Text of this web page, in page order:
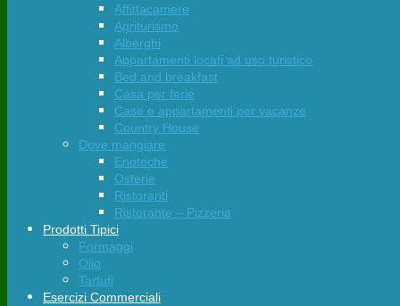
Affittacamere
Agriturismo
Alberghi
Appartamenti locati ad uso turistico
Bed and breakfast
Casa per ferie
Case e appartamenti per vacanze
Country House
Dove mangiare
Enoteche
Osterie
Ristoranti
Ristorante – Pizzeria
Prodotti Tipici
Formaggi
Olio
Tartufi
Esercizi Commerciali